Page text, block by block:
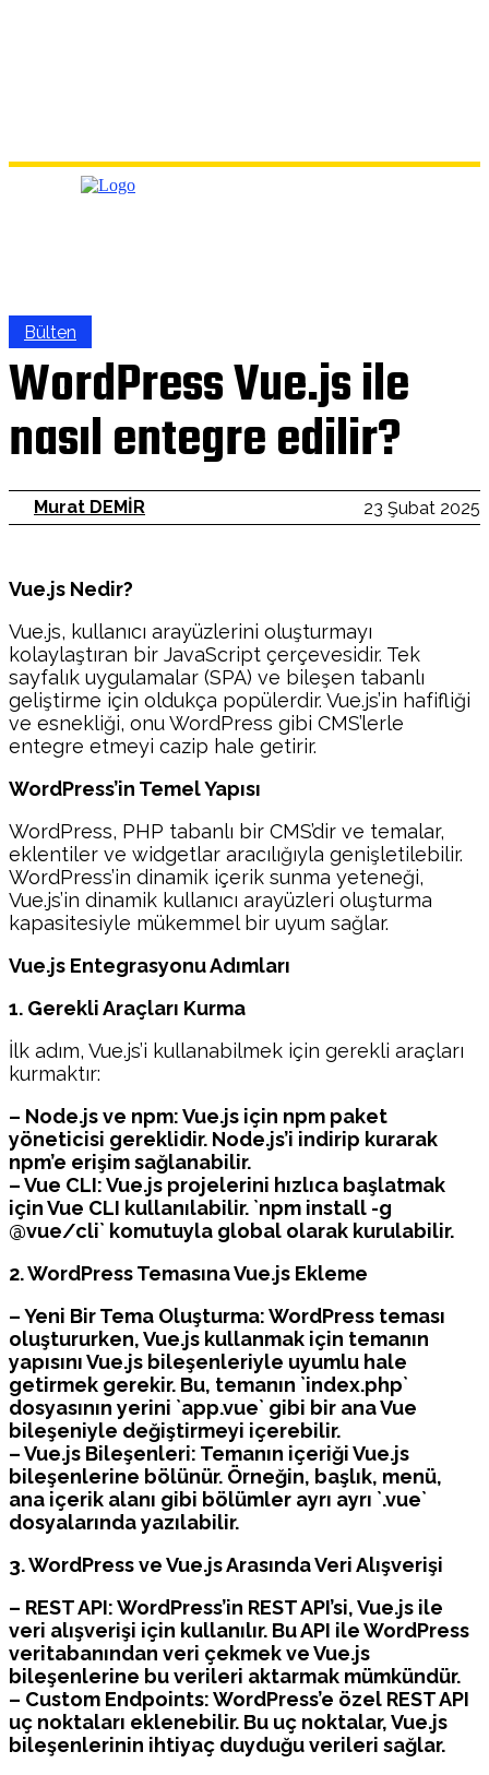
Bülten
WordPress Vue.js ile
nasıl entegre edilir?
23 Şubat 2025
Murat DEMİR
Vue.js Nedir?
Vue.js, kullanıcı arayüzlerini oluşturmayı
kolaylaştıran bir JavaScript çerçevesidir. Tek
sayfalık uygulamalar (SPA) ve bileşen tabanlı
geliştirme için oldukça popülerdir. Vue.js’in hafifliği
ve esnekliği, onu WordPress gibi CMS’lerle
entegre etmeyi cazip hale getirir.
WordPress’in Temel Yapısı
WordPress, PHP tabanlı bir CMS’dir ve temalar,
eklentiler ve widgetlar aracılığıyla genişletilebilir.
WordPress’in dinamik içerik sunma yeteneği,
Vue.js’in dinamik kullanıcı arayüzleri oluşturma
kapasitesiyle mükemmel bir uyum sağlar.
Vue.js Entegrasyonu Adımları
1. Gerekli Araçları Kurma
İlk adım, Vue.js’i kullanabilmek için gerekli araçları
kurmaktır:
– Node.js ve npm: Vue.js için npm paket
yöneticisi gereklidir. Node.js’i indirip kurarak
npm’e erişim sağlanabilir.
– Vue CLI: Vue.js projelerini hızlıca başlatmak
için Vue CLI kullanılabilir. `npm install -g
@vue/cli` komutuyla global olarak kurulabilir.
2. WordPress Temasına Vue.js Ekleme
– Yeni Bir Tema Oluşturma: WordPress teması
oluştururken, Vue.js kullanmak için temanın
yapısını Vue.js bileşenleriyle uyumlu hale
getirmek gerekir. Bu, temanın `index.php`
dosyasının yerini `app.vue` gibi bir ana Vue
bileşeniyle değiştirmeyi içerebilir.
– Vue.js Bileşenleri: Temanın içeriği Vue.js
bileşenlerine bölünür. Örneğin, başlık, menü,
ana içerik alanı gibi bölümler ayrı ayrı `.vue`
dosyalarında yazılabilir.
3. WordPress ve Vue.js Arasında Veri Alışverişi
– REST API: WordPress’in REST API’si, Vue.js ile
veri alışverişi için kullanılır. Bu API ile WordPress
veritabanından veri çekmek ve Vue.js
bileşenlerine bu verileri aktarmak mümkündür.
– Custom Endpoints: WordPress’e özel REST API
uç noktaları eklenebilir. Bu uç noktalar, Vue.js
bileşenlerinin ihtiyaç duyduğu verileri sağlar.